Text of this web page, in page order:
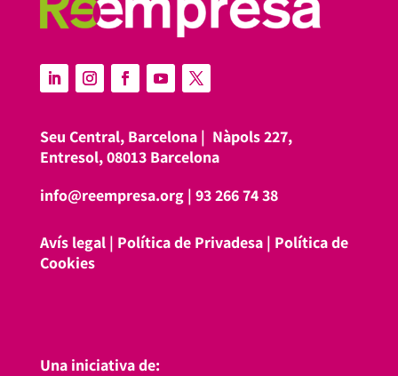
Seu Central, Barcelona | Nàpols 227,
Entresol, 08013 Barcelona
info@reempresa.org| 93 266 74 38
Avís legal| Política de Privadesa| Política de
Cookies
Una iniciativa de: